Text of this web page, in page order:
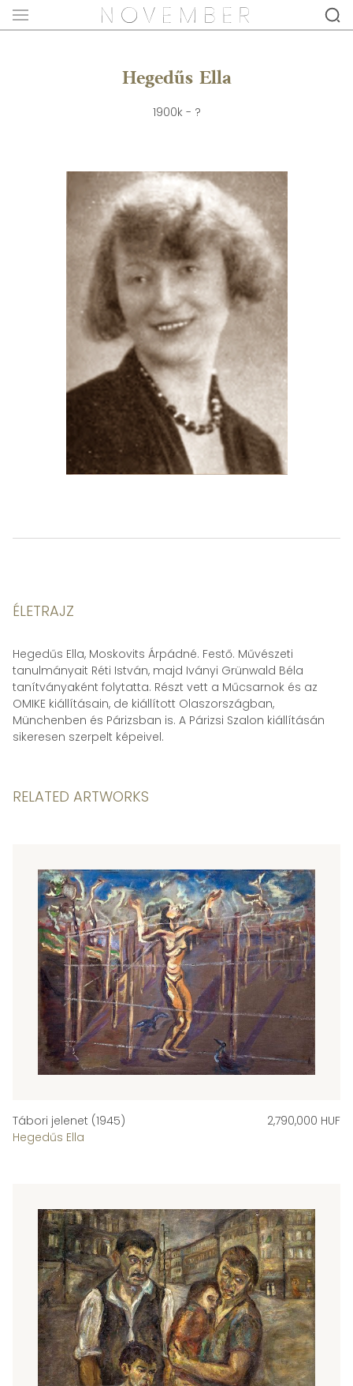
Hegedűs Ella
1900k - ?
ÉLETRAJZ
Hegedűs Ella, Moskovits Árpádné. Festő. Művészeti
tanulmányait Réti István, majd Iványi Grünwald Béla
tanítványaként folytatta. Részt vett a Műcsarnok és az
OMIKE kiállításain, de kiállított Olaszországban,
Münchenben és Párizsban is. A Párizsi Szalon kiállításán
sikeresen szerpelt képeivel.
RELATED ARTWORKS
Tábori jelenet (1945)
Hegedűs Ella
2,790,000 HUF